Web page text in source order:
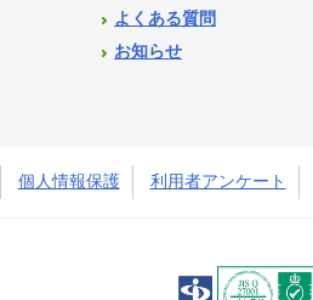
よくある質問
お知らせ
個人情報保護 利用者アンケート